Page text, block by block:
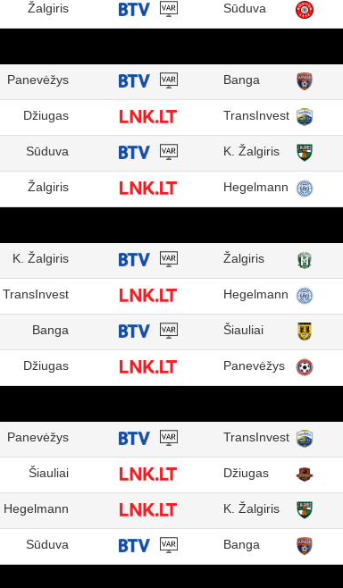
Žalgiris Sūduva
Panevėžys Banga
Džiugas TransInvest
Sūduva K. Žalgiris
Žalgiris Hegelmann
K. Žalgiris Žalgiris
TransInvest Hegelmann
Banga Šiauliai
Džiugas Panevėžys
Panevėžys TransInvest
Šiauliai Džiugas
Hegelmann K. Žalgiris
Sūduva Banga